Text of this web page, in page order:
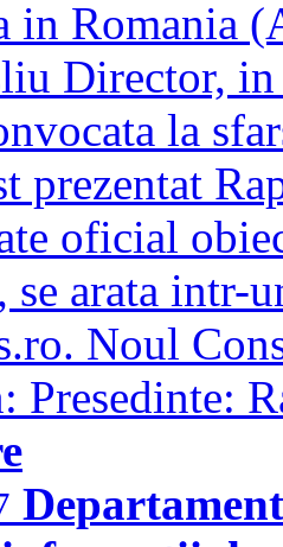
in Romania
Director,
la
prezentat
oficial
se arata intr-
Noul
Presedinte: